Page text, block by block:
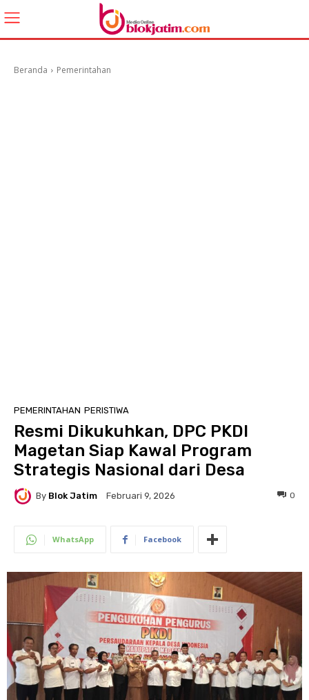
Beranda Pemerintahan
PEMERINTAHAN PERISTIWA
Resmi Dikukuhkan, DPC PKDI
Magetan Siap Kawal Program
Strategis Nasional dari Desa
By Blok Jatim Februari 9, 2026 0
WhatsApp Facebook